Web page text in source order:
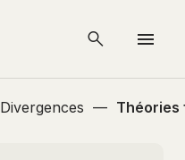
Divergences — Théories